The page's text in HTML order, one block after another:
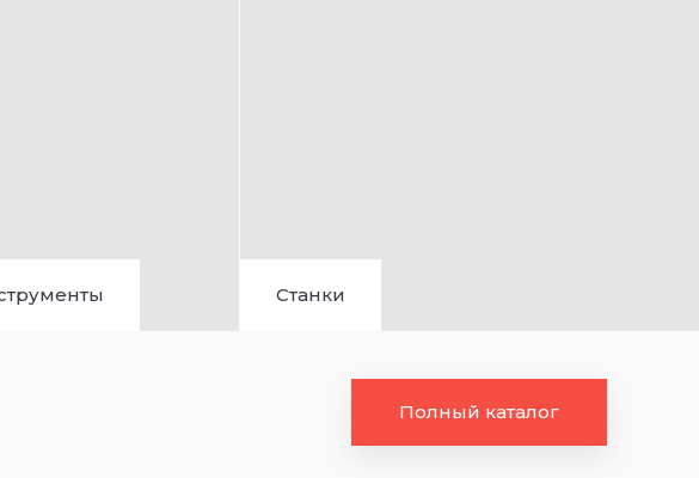
Станки
Полный каталог